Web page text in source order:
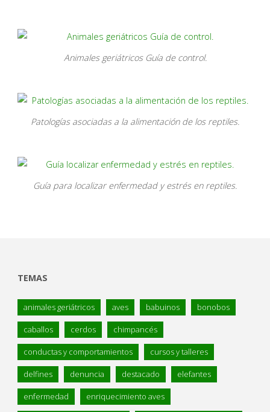
Animales geriátricos Guía de control.
Patologías asociadas a la alimentación de los reptiles.
Guía para localizar enfermedad y estrés en reptiles.
TEMAS
animales geriátricos aves babuinos bonobos
caballos cerdos chimpancés
conductas y comportamientos cursos y talleres
delfines denuncia destacado elefantes
enfermedad enriquecimiento aves